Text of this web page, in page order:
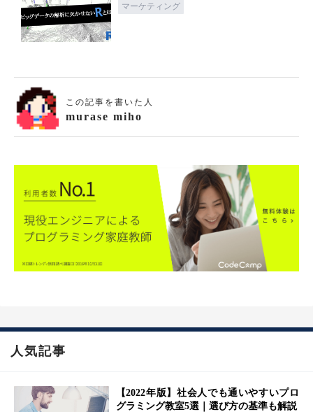
マーケティング
この記事を書いた人
murase miho
人気記事
【2022年版】社会人でも通いやすいプロ
グラミング教室5選｜選び方の基準も解説